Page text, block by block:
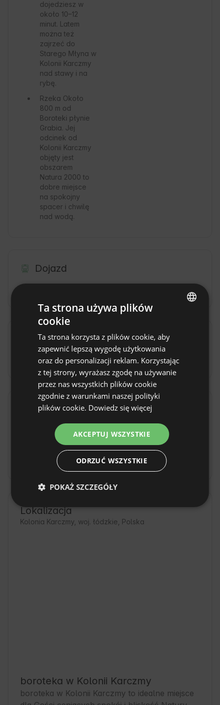
dojedziesz w
około 10–12
minut. Latem
można też
zajrzeć do
Starego Młyna w
Kolonii Karczmy
nad stawy i na
rybę.
Rzeka Około
800 m od
Boroteki płynie
Grabia. Jej
odcinek od
Kolonii Karczmy
objęty jest
obszarem
Natura 2000 to
dobre miejsce
na spokojny
spacer i chwilę
nad wodą.
Dojazd
Dodatkowe opłaty i dodatki
Kaucja (500 PLN / przed przyjazdem)
Zasady obiektu
Godzina zameldowania: Od 16:00
Godzina wymeldowania: Do 11:00
Rezerwacja bezzwrotna
Lokalizacja
Kolonia Karczmy, woj. łódzkie, Polska
boroteka w Kolonii Karczmy
boroteka w Kolonii Karczmy to idealne miejsce
SPANISH
GERMAN
DUTCH
Ta strona używa plików
cookie
Ta strona korzysta z plików cookie, aby
zapewnić lepszą wygodę użytkowania
oraz do personalizacji reklam. Korzystając
z tej strony, wyrażasz zgodę na używanie
przez nas wszystkich plików cookie
zgodnie z warunkami naszej polityki
plików cookie. Dowiedz się więcej
AKCEPTUJ WSZYSTKIE
ODRZUĆ WSZYSTKIE
POKAŻ SZCZEGÓŁY